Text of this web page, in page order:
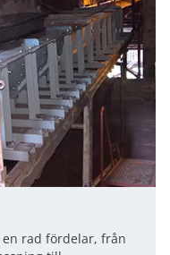
rad fördelar, från